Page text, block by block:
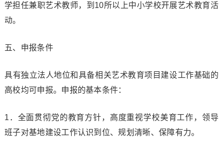
学担任兼职艺术教师，到10所以上中小学校开展艺术教育活
动。
五、申报条件
具有独立法人地位和具备相关艺术教育项目建设工作基础的
高校均可申报。申报的基本条件：
1．全面贯彻党的教育方针，高度重视学校美育工作，领导
班子对基地建设工作认识到位、规划清晰、保障有力。